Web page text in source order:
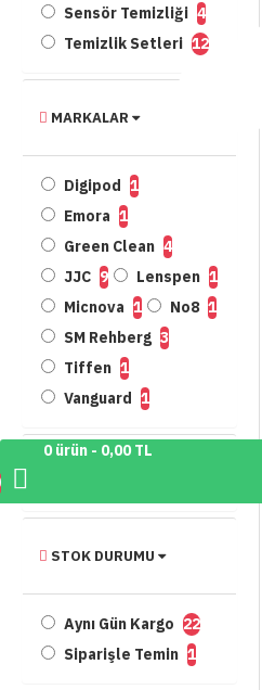
0 ürün - 0,00 TL
Sensör Temizliği 4
Temizlik Setleri 12
MARKALAR
Digipod 1
Emora 1
Green Clean 4
JJC 9 Lenspen 1
Micnova 1 No8 1
SM Rehberg 3
Tiffen 1
Vanguard 1
STOK DURUMU
Aynı Gün Kargo 22
Siparişle Temin 1